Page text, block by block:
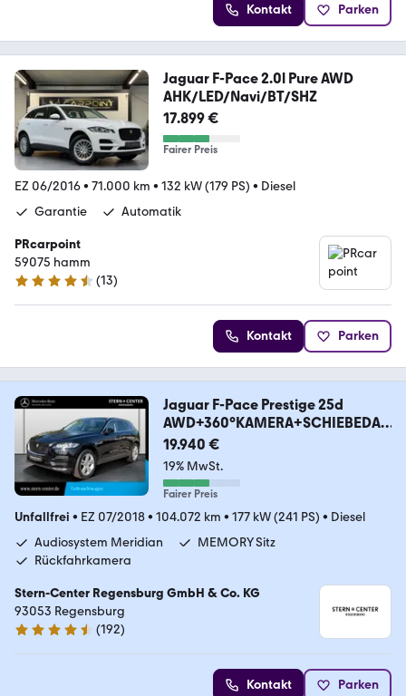
Kontakt Parken
Jaguar F-Pace 2.0l Pure AWD
AHK/LED/Navi/BT/SHZ
17.899 €
Fairer Preis
EZ 06/2016• 71.000 km • 132 kW (179 PS) • Diesel
Garantie
Automatik
PRcarpoint
59075 hamm
4.5 Sterne
(13)
Kontakt Parken
Jaguar F-Pace Prestige 25d
AWD+360°KAMERA+SCHIEBEDAC
H++
19.940 €
19% MwSt.
Fairer Preis
Unfallfrei • EZ 07/2018• 104.072 km • 177 kW (241 PS) • Diesel
Audiosystem Meridian
MEMORY Sitz
Rückfahrkamera
Stern-Center Regensburg GmbH & Co. KG
93053 Regensburg
4.7 Sterne
(192)
Kontakt Parken